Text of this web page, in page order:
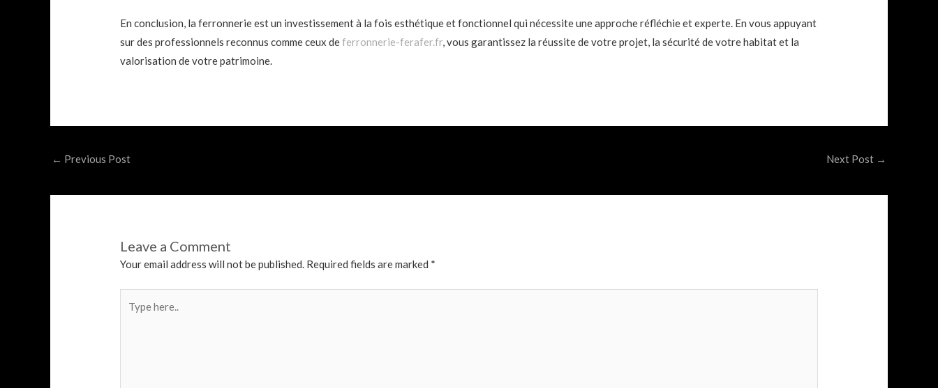
En conclusion, la ferronnerie est un investissement à la fois esthétique et fonctionnel qui nécessite une approche réfléchie et experte. En vous appuyant
sur des professionnels reconnus comme ceux deferronnerie-ferafer.fr , vous garantissez la réussite de votre projet, la sécurité de votre habitat et la
valorisation de votre patrimoine.
Post
← Previous Post Next Post →
Leave a Comment
Your email address will not be published. Required fields are marked *
here..